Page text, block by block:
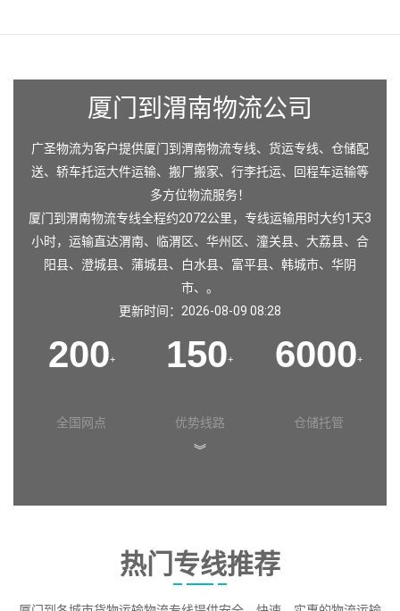
厦门到渭南物流公司
广圣物流为客户提供厦门到渭南物流专线、货运专线、仓储配
送、轿车托运大件运输、搬厂搬家、行李托运、回程车运输等
多方位物流服务！
厦门到渭南物流专线全程约2072公里，专线运输用时大约1天3
小时，运输直达渭南、 临渭区、 华州区、 潼关县、 大荔县、 合
阳县、 澄城县、 蒲城县、 白水县、 富平县、 韩城市、 华阴
市、。
更新时间：2026-08-09 08:28
200+
全国网点
150+
优势线路
6000+
仓储托管
︾
热门专线推荐